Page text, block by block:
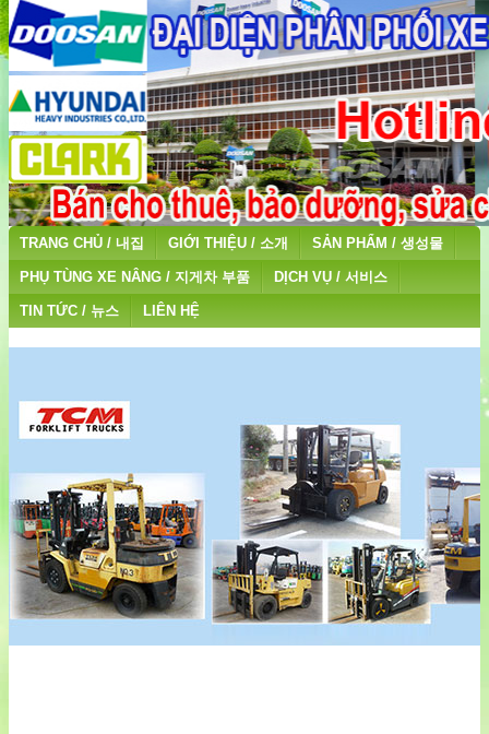
TRANG CHỦ / 내집 GIỚI THIỆU / 소개 SẢN PHẨM / 생성물
PHỤ TÙNG XE NÂNG / 지게차 부품 DỊCH VỤ / 서비스
TIN TỨC / 뉴스 LIÊN HỆ